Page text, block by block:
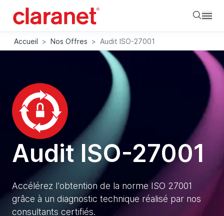
Accueil > Nos Offres > Audit ISO-27001
Audit ISO-27001
Accélérez l'obtention de la norme ISO 27001
grâce à un diagnostic technique réalisé par nos
consultants certifiés.